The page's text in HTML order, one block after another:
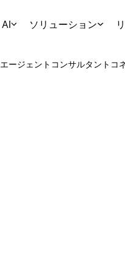
AI ソリューション
エージェント コンサルタント コ